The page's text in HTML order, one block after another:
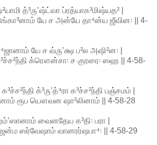
த்³ருʼஷ்ட்வா ப்ரத்யாக³மிஷ்யத² |
யே ச அன்யே தா⁴ன்ய ஜீவின꞉ || 4-
யே ச வ்ருʼக்ஷ ப²ல அஷி²ன꞉ |
க்ரௌன்சா꞉ ச குரரை꞉ ஸஹ || 4-58-
க்³ருʼத்⁴ரா க³ச்ச²ந்தி பஞ்சமம் |
ரூப யௌவன ஷா²லினாம் || 4-58-28
வைனதேய க³தி꞉ பரா |
ஸர்வேஷாம் வானரர்ஷபா⁴꞉ || 4-58-29